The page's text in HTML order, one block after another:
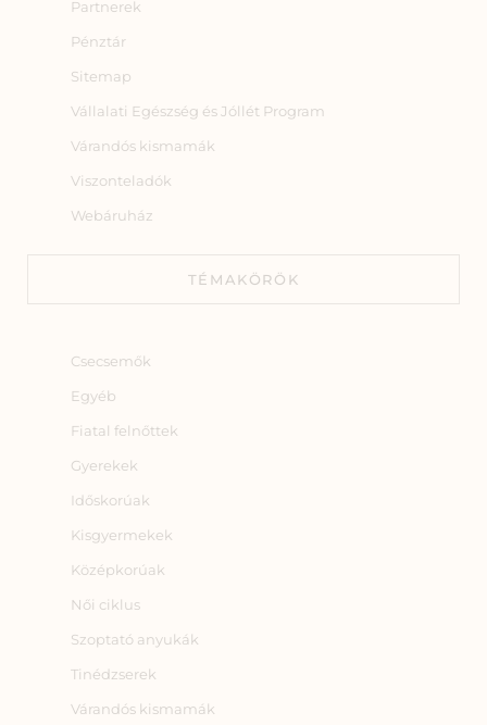
Partnerek
Pénztár
Sitemap
Vállalati Egészség és Jóllét Program
Várandós kismamák
Viszonteladók
Webáruház
TÉMAKÖRÖK
Csecsemők
Egyéb
Fiatal felnőttek
Gyerekek
Időskorúak
Kisgyermekek
Középkorúak
Női ciklus
Szoptató anyukák
Tinédzserek
Várandós kismamák